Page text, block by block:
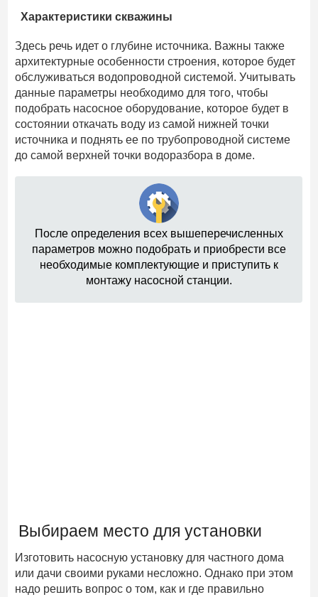
Характеристики скважины
Здесь речь идет о глубине источника. Важны также
архитектурные особенности строения, которое будет
обслуживаться водопроводной системой. Учитывать
данные параметры необходимо для того, чтобы
подобрать насосное оборудование, которое будет в
состоянии откачать воду из самой нижней точки
источника и поднять ее по трубопроводной системе
до самой верхней точки водоразбора в доме.
После определения всех вышеперечисленных
параметров можно подобрать и приобрести все
необходимые комплектующие и приступить к
монтажу насосной станции.
Выбираем место для установки
Изготовить насосную установку для частного дома
или дачи своими руками несложно. Однако при этом
надо решить вопрос о том, как и где правильно